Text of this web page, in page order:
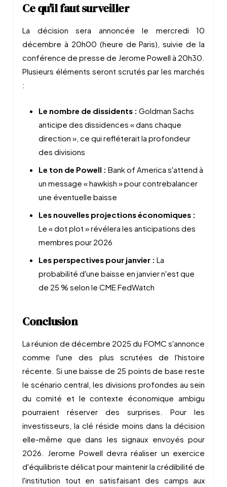
Ce qu'il faut surveiller
La décision sera annoncée le mercredi 10
décembre à 20h00 (heure de Paris), suivie de la
conférence de presse de Jerome Powell à 20h30.
Plusieurs éléments seront scrutés par les marchés
:
Le nombre de dissidents : Goldman Sachs
anticipe des dissidences « dans chaque
direction », ce qui refléterait la profondeur
des divisions
Le ton de Powell : Bank of America s'attend à
un message « hawkish » pour contrebalancer
une éventuelle baisse
Les nouvelles projections économiques :
Le « dot plot » révélera les anticipations des
membres pour 2026
Les perspectives pour janvier : La
probabilité d'une baisse en janvier n'est que
de 25 % selon le CME FedWatch
Conclusion
La réunion de décembre 2025 du FOMC s'annonce
comme l'une des plus scrutées de l'histoire
récente. Si une baisse de 25 points de base reste
le scénario central, les divisions profondes au sein
du comité et le contexte économique ambigu
pourraient réserver des surprises. Pour les
investisseurs, la clé réside moins dans la décision
elle-même que dans les signaux envoyés pour
2026. Jerome Powell devra réaliser un exercice
d'équilibriste délicat pour maintenir la crédibilité de
l'institution tout en satisfaisant des camps aux